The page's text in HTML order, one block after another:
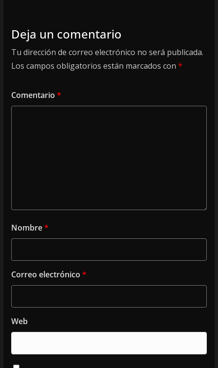
Deja un comentario
Tu dirección de correo electrónico no será publicada.
Los campos obligatorios están marcados con *
Comentario *
Nombre*
Correo electrónico *
Web